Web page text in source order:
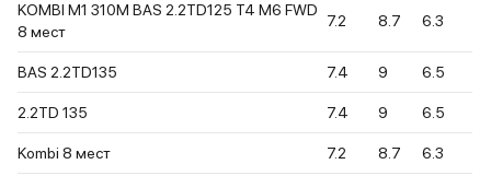
KOMBI M1 310M BAS 2.2TD125 T4 M6 FWD
8 мест
7.2 8.7 6.3
BAS 2.2TD135 7.4 9 6.5
2.2TD 135 7.4 9 6.5
Kombi 8 мест 7.2 8.7 6.3